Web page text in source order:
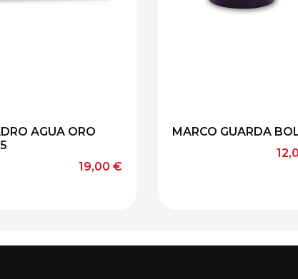
AGUA ORO
Precio
19,00 €
MARCO GUARDA